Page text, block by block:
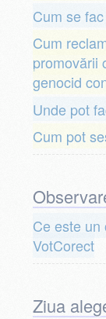
Cum se
Cum
promovării
genocid
Unde pot
Cum pot
Ce este
VotCorect
Ziua